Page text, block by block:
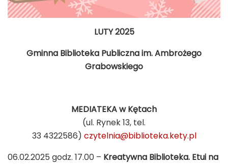
LUTY 2025
Gminna Biblioteka Publiczna im. Ambrożego
Grabowskiego
MEDIATEKA w Kętach
(ul. Rynek 13, tel.
33 4322586) czytelnia@biblioteka.kety.pl
06.02.2025 godz. 17.00 – Kreatywna Biblioteka. Etui na